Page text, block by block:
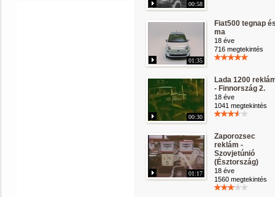
00:58
01:35
Fiat500 tegnap
ma
18 éve
716 megtekintés
00:30
Lada 1200
- Finnország 2.
18 éve
1041 megtekintés
01:17
Zaporozsec
reklám -
Szovjetúnió
(Észtország)
18 éve
1560 megtekintés